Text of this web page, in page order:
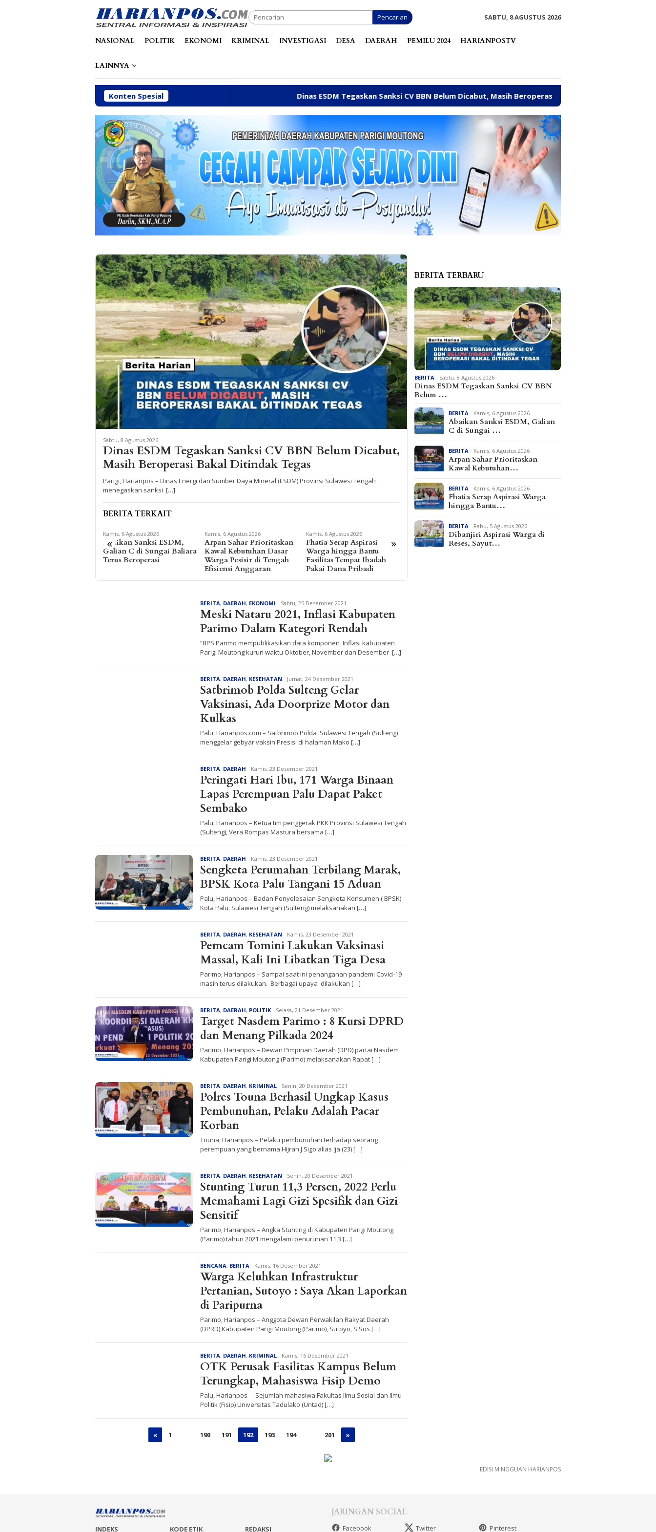
Pencarian SABTU, 8 AGUSTUS 2026
NASIONAL POLITIK EKONOMI KRIMINAL INVESTIGASI DESA DAERAH PEMILU 2024 HARIANPOSTV
LAINNYA
Konten Spesial Dinas ESDM Tegaskan Sanksi CV BBN Belum Dicabut, Masih Beroperasi Bakal Ditindak Tegas
Sabtu, 8 Agustus 2026
Dinas ESDM Tegaskan Sanksi CV BBN Belum Dicabut,
Masih Beroperasi Bakal Ditindak Tegas
Parigi, Harianpos – Dinas Energi dan Sumber Daya Mineral (ESDM) Provinsi Sulawesi Tengah
menegaskan sanksi […]
BERITA TERKAIT
« »
Kamis, 6 Agustus 2026
Arpan Sahar Prioritaskan
Kawal Kebutuhan Dasar
Warga Pesisir di Tengah
Kamis, 6 Agustus 2026
Fhatia Serap Aspirasi
Warga hingga Bantu
Fasilitas Tempat Ibadah
Pakai Dana Pribadi
Rabu, 5 Agustus 2026
Dibanjiri Aspirasi Warga
di Reses, Sayutin Ungkap
Tantangan Fiskal Parimo
2027
Rabu, 5 Agustus 2026
Alfres dan Matindas
Selasa, 4 Agustus 2026
BERITA, DAERAH, EKONOMI Redaksi
Sabtu, 25 Desember 2021
Meski Nataru 2021, Inflasi Kabupaten
Parimo Dalam Kategori Rendah
“BPS Parimo mempublikasikan data komponen Inflasi kabupaten
Parigi Moutong kurun waktu Oktober, November dan Desember […]
BERITA, DAERAH, KESEHATAN Redaksi
Jumat, 24 Desember 2021
Satbrimob Polda Sulteng Gelar
Vaksinasi, Ada Doorprize Motor dan
Kulkas
Palu, Harianpos.com – Satbrimob Polda Sulawesi Tengah (Sulteng)
menggelar gebyar vaksin Presisi di halaman Mako […]
BERITA, DAERAH Redaksi
Kamis, 23 Desember 2021
Peringati Hari Ibu, 171 Warga Binaan
Lapas Perempuan Palu Dapat Paket
Sembako
Palu, Harianpos – Ketua tim penggerak PKK Provinsi Sulawesi Tengah
(Sulteng), Vera Rompas Mastura bersama […]
BERITA, DAERAH Redaksi
Kamis, 23 Desember 2021
Sengketa Perumahan Terbilang Marak,
BPSK Kota Palu Tangani 15 Aduan
Palu, Harianpos – Badan Penyelesaian Sengketa Konsumen ( BPSK)
Kota Palu, Sulawesi Tengah (Sulteng) melaksanakan […]
BERITA, DAERAH, KESEHATAN Redaksi
Kamis, 23 Desember 2021
Pemcam Tomini Lakukan Vaksinasi
Massal, Kali Ini Libatkan Tiga Desa
Parimo, Harianpos – Sampai saat ini penanganan pandemi Covid-19
masih terus dilakukan. Berbagai upaya dilakukan […]
BERITA, DAERAH, POLITIKRedaksi
Selasa, 21 Desember 2021
Target Nasdem Parimo : 8 Kursi DPRD
dan Menang Pilkada 2024
Parimo, Harianpos – Dewan Pimpinan Daerah (DPD) partai Nasdem
Kabupaten Parigi Moutong (Parimo) melaksanakan Rapat […]
BERITA, DAERAH, KRIMINALRedaksi
Senin, 20 Desember 2021
Polres Touna Berhasil Ungkap Kasus
Pembunuhan, Pelaku Adalah Pacar
Korban
Touna, Harianpos – Pelaku pembunuhan terhadap seorang
perempuan yang bernama Hijrah J.Sigo alias Ija (23) […]
BERITA, DAERAH, KESEHATAN Redaksi
Senin, 20 Desember 2021
Stunting Turun 11,3 Persen, 2022 Perlu
Memahami Lagi Gizi Spesifik dan Gizi
Sensitif
Parimo, Harianpos – Angka Stunting di Kabupaten Parigi Moutong
(Parimo) tahun 2021 mengalami penurunan 11,3 […]
BENCANA, BERITA Redaksi
Kamis, 16 Desember 2021
Warga Keluhkan Infrastruktur
Pertanian, Sutoyo : Saya Akan Laporkan
di Paripurna
Parimo, Harianpos – Anggota Dewan Perwakilan Rakyat Daerah
(DPRD) Kabupaten Parigi Moutong (Parimo), Sutoyo, S.Sos […]
BERITA, DAERAH, KRIMINALRedaksi
Kamis, 16 Desember 2021
OTK Perusak Fasilitas Kampus Belum
Terungkap, Mahasiswa Fisip Demo
Palu, Harianpos – Sejumlah mahasiwa Fakultas Ilmu Sosial dan Ilmu
Politik (Fisip) Universitas Tadulako (Untad) […]
« 1 190 191 192 193 194 201 »
BERITA TERBARU
BERITA Sabtu, 8 Agustus 2026
Dinas ESDM Tegaskan Sanksi CV BBN
Belum …
BERITA Kamis, 6 Agustus 2026
Abaikan Sanksi ESDM, Galian
C di Sungai …
BERITA Kamis, 6 Agustus 2026
Arpan Sahar Prioritaskan
Kawal Kebutuhan…
BERITA Kamis, 6 Agustus 2026
Fhatia Serap Aspirasi Warga
hingga Bantu…
BERITA Rabu, 5 Agustus 2026
Dibanjiri Aspirasi Warga di
Reses, Sayut…
EDISI MINGGUAN HARIANPOS
INDEKS KODE ETIK REDAKSI
JARINGAN SOCIAL
Facebook Twitter Pinterest